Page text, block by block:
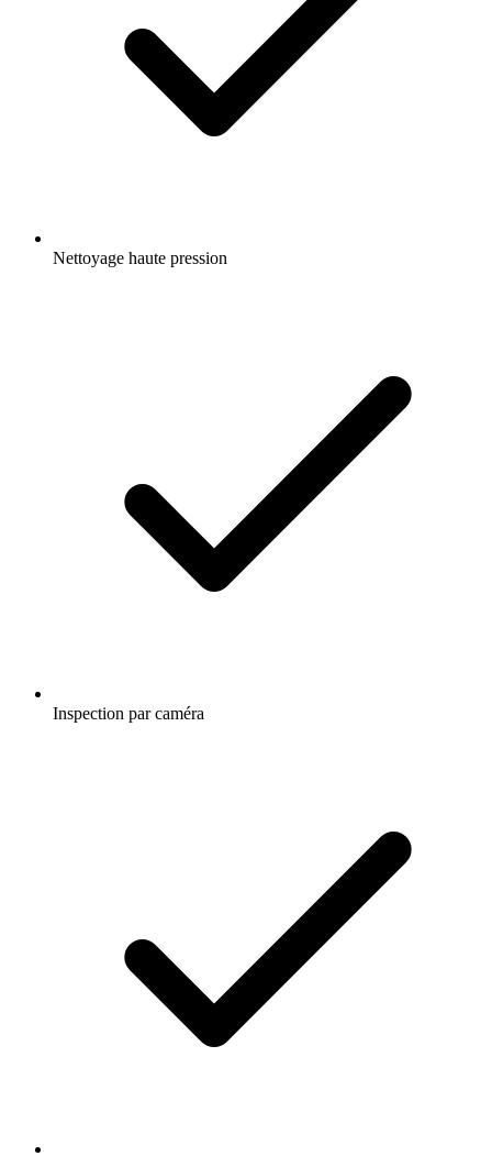
Nettoyage haute pression
Inspection par caméra